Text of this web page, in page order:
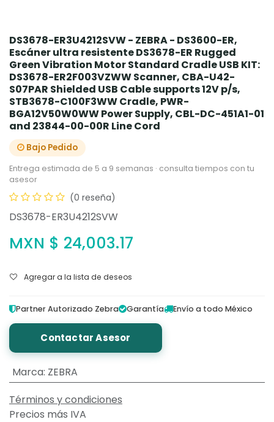
DS3678-ER3U4212SVW - ZEBRA - DS3600-ER,
Escáner ultra resistente DS3678-ER Rugged
Green Vibration Motor Standard Cradle USB KIT:
DS3678-ER2F003VZWW Scanner, CBA-U42-
S07PAR Shielded USB Cable supports 12V p/s,
STB3678-C100F3WW Cradle, PWR-
BGA12V50W0WW Power Supply, CBL-DC-451A1-01
and 23844-00-00R Line Cord
Bajo Pedido
Entrega estimada de 5 a 9 semanas · consulta tiempos con tu
asesor
(0 reseña)
DS3678-ER3U4212SVW
MXN $ 24,003.17
Agregar a la lista de deseos
Partner Autorizado Zebra Garantía Envío a todo México
Contactar Asesor
Marca: ZEBRA
Términos y condiciones
Precios más IVA